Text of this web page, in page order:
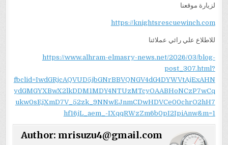
لزيارة موقعنا
https://knightsrescuewinch.com
للاطلاع علي رائي عملائنا
https://www.alhram-elmasry-news.net/2026/03/blog-
post_307.html?
fbclid=IwdGRjcAQVUD5jbGNrBBVQNGV4dG4DYWVtAjExAHN
ydGMGYXBwX2lkDDM1MDY4NTUzMTcyOAABHoNCzP7wCq
ukw0sEjXmD7V_52zk_9NNwEJnmCDwHDVCe00chrO2hH7
hf16jL_aem_-IXqqRWzZm6b0pI2IpiAnw&m=1
Author: mrisuzu4@gmail.com